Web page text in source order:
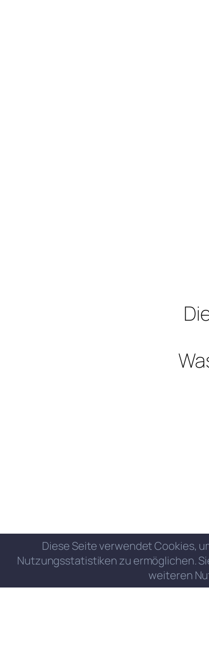
Diese Seite verwendet Cookies,
Nutzungsstatistiken zu ermöglichen.
weiteren